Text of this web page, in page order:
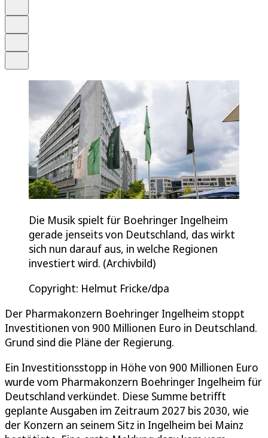
Die Musik spielt für Boehringer Ingelheim
gerade jenseits von Deutschland, das wirkt
sich nun darauf aus, in welche Regionen
investiert wird. (Archivbild)
Copyright: Helmut Fricke/dpa
Der Pharmakonzern Boehringer Ingelheim stoppt
Investitionen von 900 Millionen Euro in Deutschland.
Grund sind die Pläne der Regierung.
Ein Investitionsstopp in Höhe von 900 Millionen Euro
wurde vom Pharmakonzern Boehringer Ingelheim für
Deutschland verkündet. Diese Summe betrifft
geplante Ausgaben im Zeitraum 2027 bis 2030, wie
der Konzern an seinem Sitz in Ingelheim bei Mainz